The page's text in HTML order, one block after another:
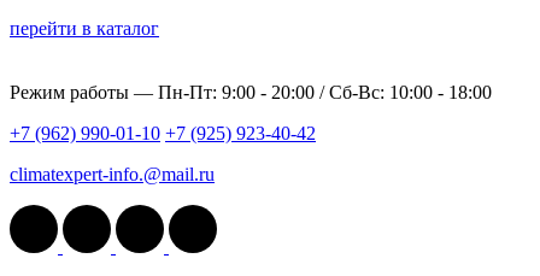
перейти в каталог
Режим работы — Пн-Пт: 9:00 - 20:00 / Сб-Вс: 10:00 - 18:00
+7 (962) 990-01-10 +7 (925) 923-40-42
climatexpert-info.@mail.ru